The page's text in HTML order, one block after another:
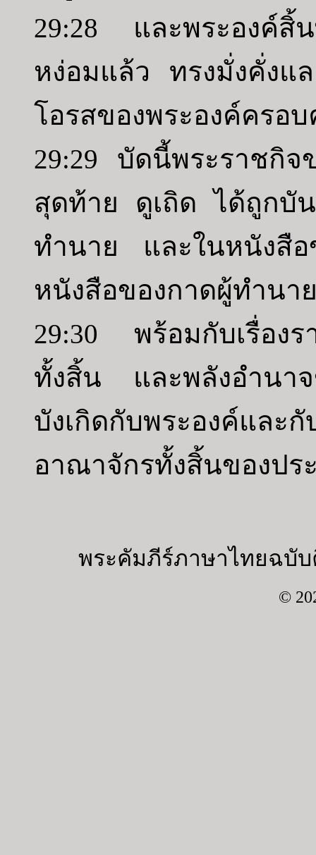
29:28 และพระองค์สิ้น
หง่อมแล้ว ทรงมั่งคั่งแ
โอรสของพระองค์ครอ
29:29 บัดนี้พระราชกิ
สุดท้าย ดูเถิด ได้ถูกบั
ทำนาย และในหนังสื
หนังสือของกาดผู้ทำนา
29:30 พร้อมกับเรื่องร
ทั้งสิ้น และพลังอำนาจ
บังเกิดกับพระองค์แล
อาณาจักรทั้งสิ้นของปร
พระคัมภีร์ภาษาไทยฉบับ
©